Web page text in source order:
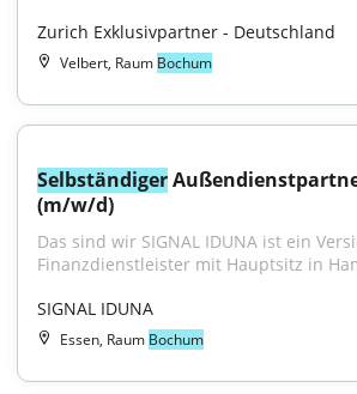
Zurich Exklusivpartner - Deutschland
Velbert, Raum Bochum
Selbständiger
(m/w/d)
Das sind wir SIGNAL IDUNA ist ein
Finanzdienstleister mit Hauptsitz in
SIGNAL IDUNA
Essen, Raum Bochum